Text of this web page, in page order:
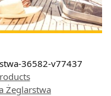
36582-v77437
Żeglarstwa